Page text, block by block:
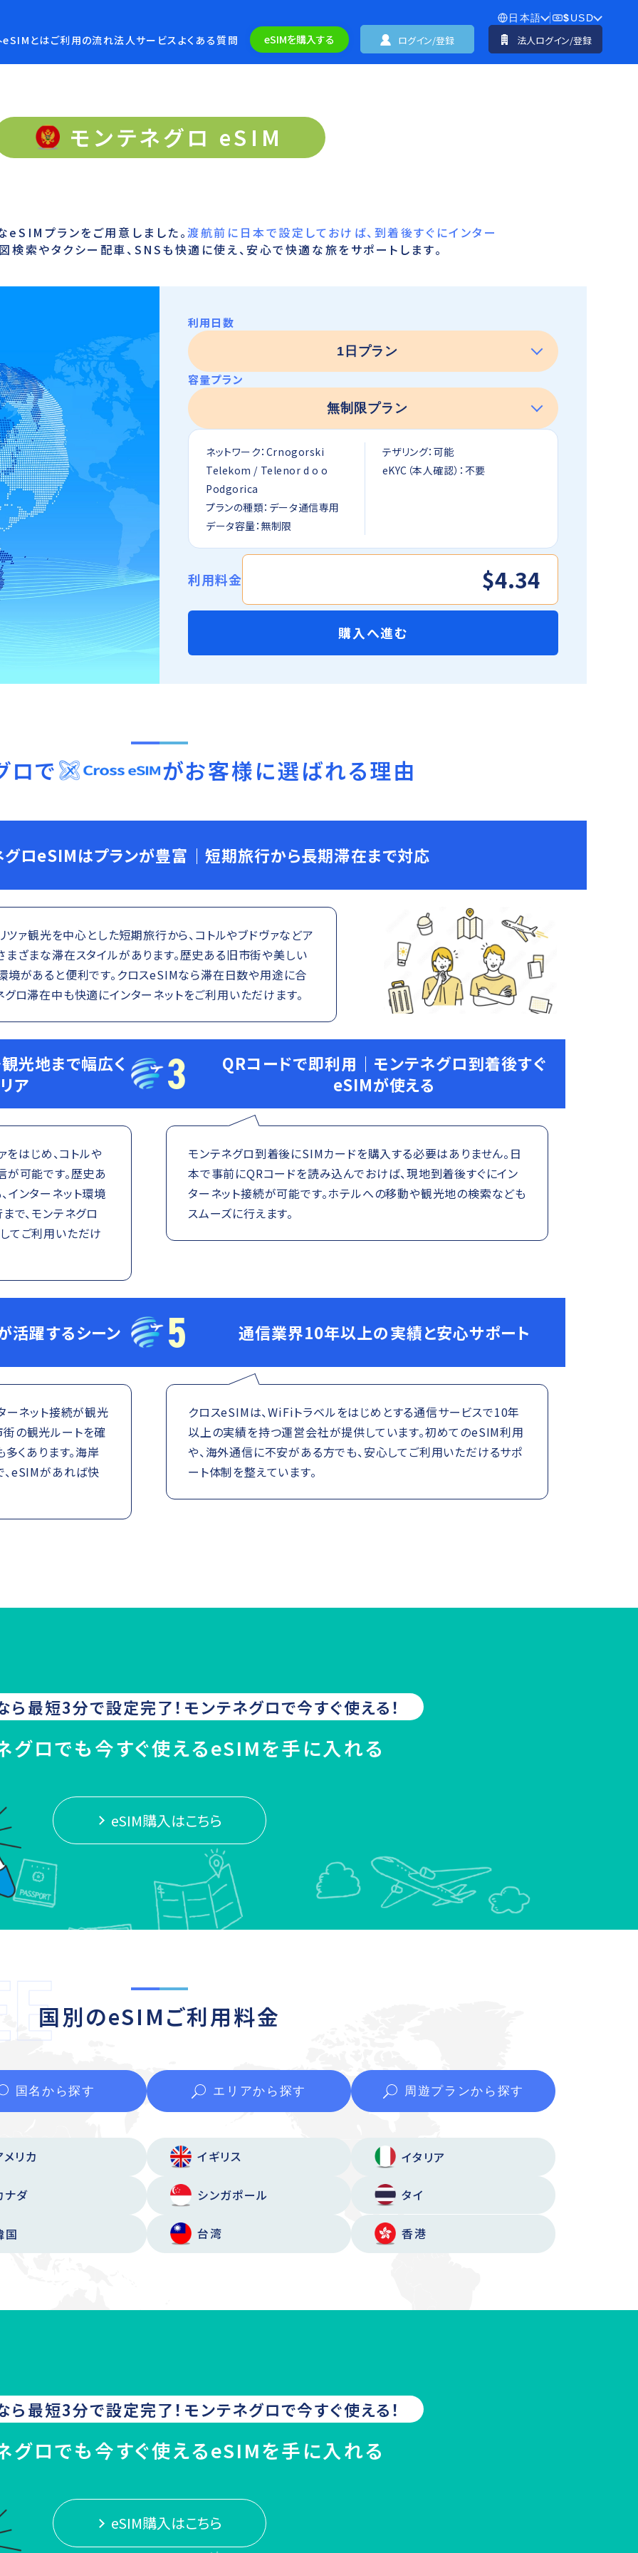
日本語 $USD
とはご利用の流れ法人サービス よくある質問 eSIMを購入する ログイン/登録 法人ログイン/登録
モンテネグロ eSIM
プランをご用意しました。渡航前に日本で設定しておけば、到着後すぐにインター
検索やタクシー配車、SNSも快適に使え、安心で快適な旅をサポートします。
利用日数
容量プラン
ネットワーク：Crnogorski
Telekom / Telenor d o o
Podgorica
プランの種類：データ通信専用
データ容量：無制限
テザリング：可能
eKYC（本人確認）：不要
利用料金 $4.34
購入へ進む
ロで がお客様に選ばれる理由
グロeSIMはプランが豊富｜短期旅行から長期滞在まで対応
ァ観光を中心とした短期旅行から、コトルやブドヴァなどア
ざまな滞在スタイルがあります。歴史ある旧市街や美しい
境があると便利です。クロスeSIMなら滞在日数や用途に合
ロ滞在中も快適にインターネットをご利用いただけます。
光地まで幅広く
ア
はじめ、コトルや
可能です。歴史あ
ンターネット環境
で、モンテネグロ
てご利用いただけ
3
QRコードで即利用｜モンテネグロ到着後すぐ
eSIMが使える
モンテネグロ到着後にSIMカードを購入する必要はありません。日
本で事前にQRコードを読み込んでおけば、現地到着後すぐにイン
ターネット接続が可能です。ホテルへの移動や観光地の検索なども
スムーズに行えます。
活躍するシーン
ーネット接続が観光
の観光ルートを確
くあります。海岸
eSIMがあれば快
5 通信業界10年以上の実績と安心サポート
クロスeSIMは、WiFiトラベルをはじめとする通信サービスで10年
以上の実績を持つ運営会社が提供しています。初めてのeSIM利用
や、海外通信に不安がある方でも、安心してご利用いただけるサポ
ート体制を整えています。
ら最短3分で設定完了！ モンテネグロで今すぐ使える！
グロでも今すぐ使えるeSIMを手に入れる
eSIM購入はこちら
国別のeSIMご利用料金
国名から探す エリアから 探す 周遊プランから 探す
メリカ イギリス イタリア
ナダ シンガポール タイ
国 台湾 香港
ら最短3分で設定完了！ モンテネグロで今すぐ使える！
グロでも今すぐ使えるeSIMを手に入れる
eSIM購入はこちら